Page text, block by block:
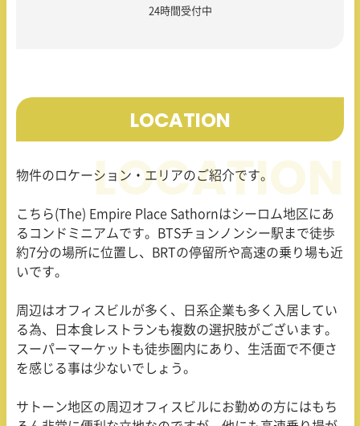
24時間受付中
LOCATION
物件のロケーション・エリアのご紹介です。
こちら(The) Empire Place Sathornはシーロム地区にあ
るコンドミニアムです。BTSチョンノンシー駅まで徒歩
約7分の場所に位置し、 BRTの停留所や高速の乗り場も近
いです。
周辺はオフィスビルが多く、日系企業も多く入居してい
る為、日本食レストランも複数の選択肢がございます。
スーパーマーケットも徒歩圏内にあり、生活面で不便さ
を感じる事は少ないでしょう。
サトーン地区の周辺オフィスビルにお勤めの方にはもち